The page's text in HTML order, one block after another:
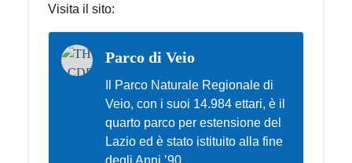
Visita il sito:
Parco di Veio
Il Parco Naturale Regionale di
Veio, con i suoi 14.984 ettari, è il
quarto parco per estensione del
Lazio ed è stato istituito alla fine